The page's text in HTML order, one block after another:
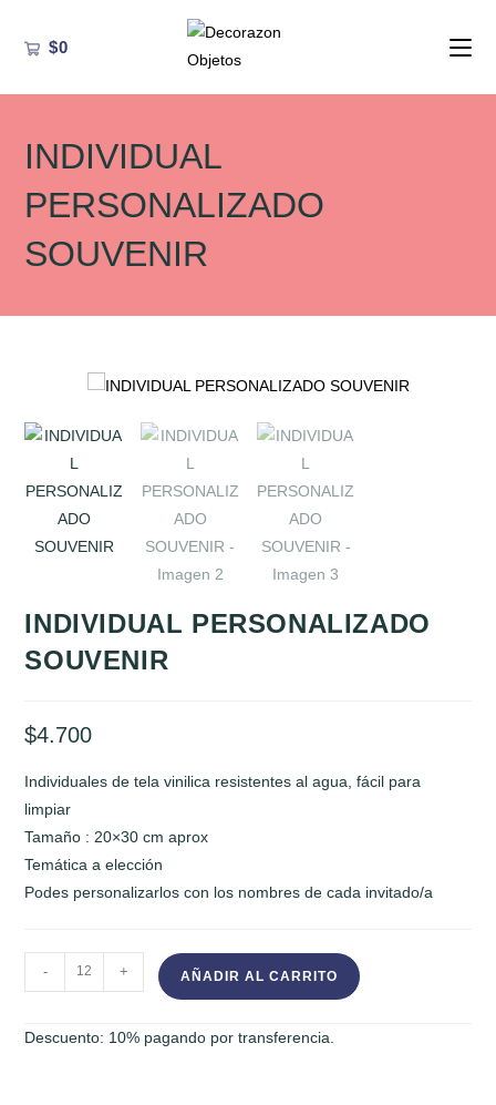
$0
INDIVIDUAL
PERSONALIZADO
SOUVENIR
INDIVIDUAL PERSONALIZADO
SOUVENIR
$4.700
Individuales de tela vinilica resistentes al agua, fácil para
limpiar
Tamaño : 20×30 cm aprox
Temática a elección
Podes personalizarlos con los nombres de cada invitado/a
INDIVIDUAL
PERSONALIZADO
cantidad
- + AÑADIR AL CARRITO
Descuento: 10% pagando por transferencia.